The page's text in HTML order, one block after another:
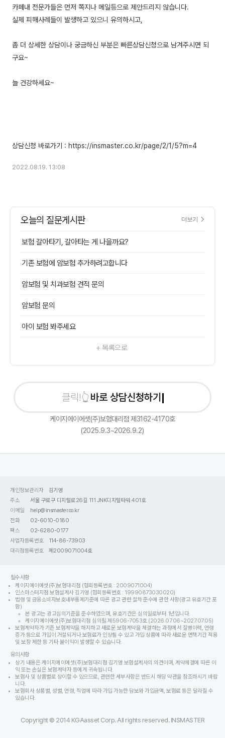
카페내 전문가들은 먼저 쪽지나 메일등으로 제안드리지 않습니다.
실제 피해사례들이 발생하고 있으니 유의하시고,
좀 더 상세한 상담이나 궁금하신 부분은 빠른상담신청으로 남겨주시면 되
구요~
늘 건강하세요~
2022.08.19. 13:08
오늘의 질문게시판 더보기
보험 갈아타기, 갈아타는 게 나을까요?
기존 보험에 암보험 추가하려고합니다
암보험 및 치과보험 견적 문의
암보험 문의
아이 보험 봐주세요
+ 목록으로
바로 상담신청하기
케이지에이에셋(주)보험대리점 제3162-4170호
(2025.9.3~2026.9.2)
개인정보관리자
김기영
주소
서울 구로구 디지털로26길 111 JNK디지털타워 401호
이메일
help@insmaster.co.kr
전화
02-6010-0180
팩스
02-6280-0177
사업자등록번호
114-86-73903
대리점등록번호
제2009071004호
필수사항
케이지에이에셋(주)보험대리점 (협회등록번호 : 2009071004)
인스마스터지점 보험설계사 김기영 (협회등록번호 : 19990873030020)
법령 및 금융소비자보호내부통제기준에 따른 광고 관련 절차 준수에 관한 사항(광고 유효기간 포
함)
본 광고는 광고심의기준을 준수하였으며, 유효기간은 심의일로부터 1년입니다.
케이지에이에셋(주)보험대리점 심의필 제5906-7053호 (2026.07.06~2027.07.05)
보험계약자가 기존 보험계약을 해지하고 새로운 보험계약을 체결하는 과정에서 질병이력, 연령
증가 등으로 가입이 거절되거나 보험료가 인상될 수 있고 가입 상품에 따라 새로운 면책기간 적용
및 보장 제한 등 기타 불이익이 발생할 수 있습니다.
유의사항
상기 내용은 케이지에이에셋(주)보험대리점 김기영 보험설계사의 의견이며, 계약체결에 따른 이
익 또는 손실은 보험계약자 등에게 귀속됩니다.
보험사 및 상품별로 상이할 수 있으므로, 관련한 세부사항은 반드시 해당 약관을 참조하시기 바랍
니다.
보험회사 상품별, 성별, 연령, 직업에 따라 가입 가능한 담보와 가입금액, 보험료 등은 달라질 수
있습니다.
Copyright © 2014 KGAasset Corp. All rights reserved. INSMASTER